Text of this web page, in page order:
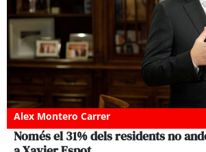
Alex Montero Carrer
Només el 31% dels residents no